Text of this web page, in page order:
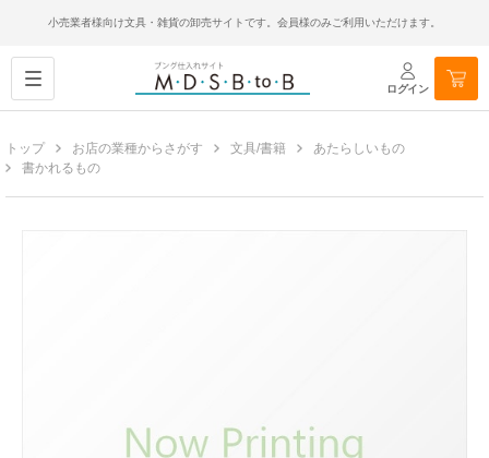
小売業者様向け文具・雑貨の卸売サイトです。会員様のみご利用いただけます。
ログイン
トップ お店の業種からさがす 文具/書籍
あたらしいもの
書かれるもの